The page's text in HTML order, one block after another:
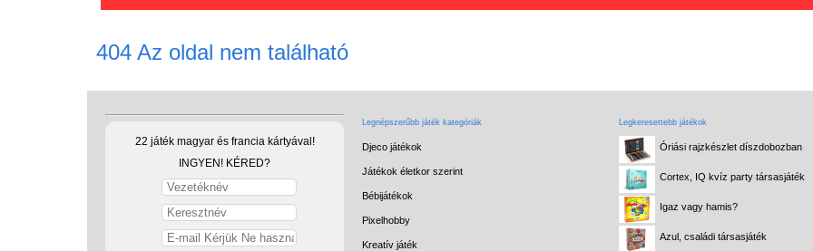
404 Az oldal nem található
22 játék magyar és francia kártyával!
INGYEN! KÉRED?
Legnépszerűbb játék kategóriák
Djeco játékok
Játékok életkor szerint
Bébijátékok
Pixelhobby
Kreatív játék
Legkeresettebb játékok
Óriási rajzkészlet díszdobozban
Cortex, IQ kvíz party társasjáték
Igaz vagy hamis?
Azul, családi társasjáték